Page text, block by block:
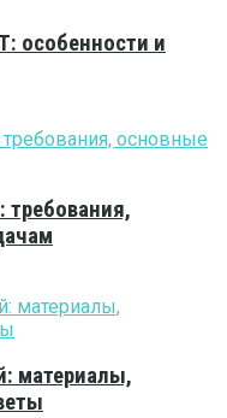
особенности и
требования,
материалы,